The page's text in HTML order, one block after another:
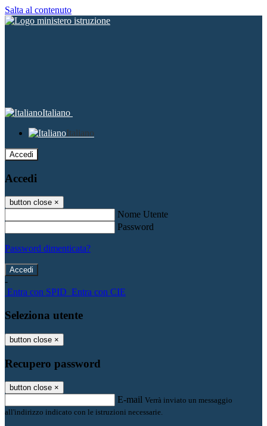
Salta al contenuto
Italiano
Italiano
Accedi
Accedi
button close ×
Nome Utente
Password
Password dimenticata?
-
Entra con SPID Entra con CIE
Seleziona utente
button close ×
Recupero password
button close ×
E-mail Verrà inviato un messaggio
all'indirizzo indicato con le istruzioni necessarie.